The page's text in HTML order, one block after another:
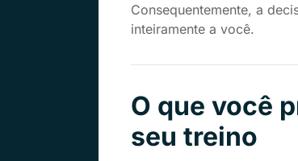
Consequentemente, a
inteiramente a você.
O que você
seu treino